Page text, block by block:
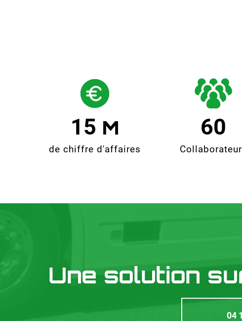
15
de chiffre d'affaires
60
Une solution